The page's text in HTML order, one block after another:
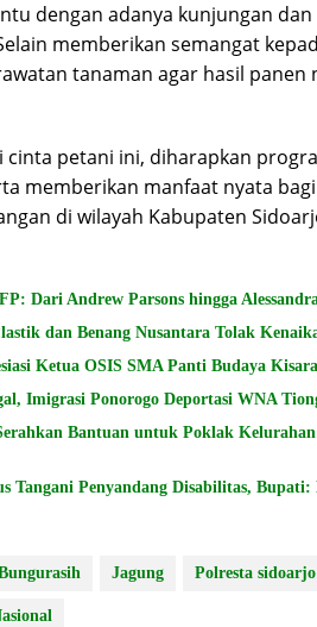
dengan adanya kunjungan
memberikan semangat
tanaman agar hasil panen
cinta petani ini, diharapkan
memberikan manfaat nyata
di wilayah Kabupaten
Dari Andrew Parsons hingga
dan Benang Nusantara Tolak
Ketua OSIS SMA Panti Budaya
Imigrasi Ponorogo Deportasi WNA
Bantuan untuk Poklak
Tangani Penyandang Disabilitas,
Jagung Polresta sidoarjo